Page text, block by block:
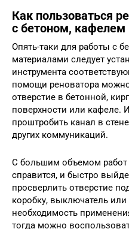
Как пользоваться
с бетоном,
Опять-таки для работы с
материалами следует
инструмента
помощи реноватора
отверстие в бетонной,
поверхности или кафеле.
проштробить канал в
других коммуникаций.
С большим объемом работ
справится, и быстро
просверлить отверстие
коробку, выключатель
необходимость
тогда можно